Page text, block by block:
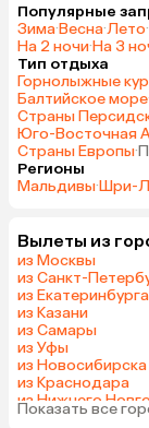
Популярные
Зима·Весна·Лето·
На 2 ночи·На 3
Тип отдыха
Горнолыжные
Балтийское море·
Страны
Юго-Восточная
Страны Европы·
Регионы
Мальдивы·Шри-
Вылеты из
из Москвы
из Санкт-
из Екатеринбурга
из Казани
из Самары
из Уфы
из Новосибирска
из Краснодара
из Нижнего
из Перми
Показать все